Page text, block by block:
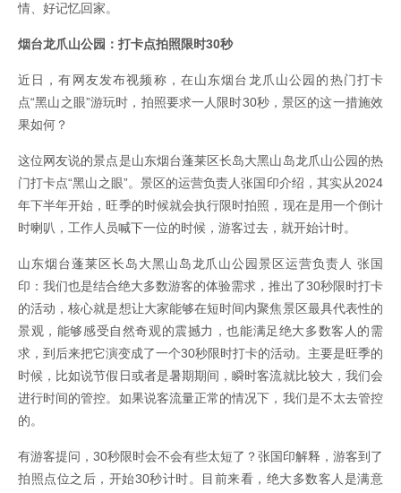
情、好记忆回家。
烟台龙爪山公园：打卡点拍照限时30秒
近日，有网友发布视频称，在山东烟台龙爪山公园的热门打卡
点“黑山之眼”游玩时，拍照要求一人限时30秒，景区的这一措施效
果如何？
这位网友说的景点是山东烟台蓬莱区长岛大黑山岛龙爪山公园的热
门打卡点“黑山之眼”。景区的运营负责人张国印介绍，其实从2024
年下半年开始，旺季的时候就会执行限时拍照，现在是用一个倒计
时喇叭，工作人员喊下一位的时候，游客过去，就开始计时。
山东烟台蓬莱区长岛大黑山岛龙爪山公园景区运营负责人 张国
印：我们也是结合绝大多数游客的体验需求，推出了30秒限时打卡
的活动，核心就是想让大家能够在短时间内聚焦景区最具代表性的
景观，能够感受自然奇观的震撼力，也能满足绝大多数客人的需
求，到后来把它演变成了一个30秒限时打卡的活动。主要是旺季的
时候，比如说节假日或者是暑期期间，瞬时客流就比较大，我们会
进行时间的管控。如果说客流量正常的情况下，我们是不太去管控
的。
有游客提问，30秒限时会不会有些太短了？张国印解释，游客到了
拍照点位之后，开始30秒计时。目前来看，绝大多数客人是满意